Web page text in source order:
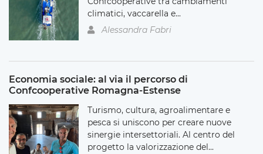
climatici, vaccarella e...
Alessandra Fabri
Economia sociale: al via il percorso di
Confcooperative Romagna-Estense
Turismo, cultura, agroalimentare e
pesca si uniscono per creare nuove
sinergie intersettoriali. Al centro del
progetto la valorizzazione del...